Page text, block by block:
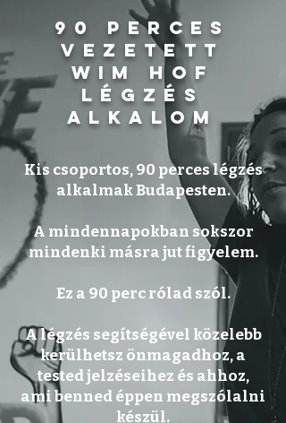
90 perces
vezetett
Wim hof
légzés
alkalom
Kis csoportos, 90 perces légzés
alkalmak Budapesten.
A mindennapokban sokszor
mindenki másra jut figyelem.
Ez a 90 perc rólad szól.
A légzés segítségével közelebb
kerülhetsz önmagadhoz, a
tested jelzéseihez és ahhoz,
ami benned éppen megszólalni
készül.